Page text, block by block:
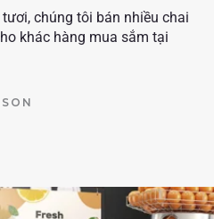
chúng tôi bán nhiều chai
khác hàng mua sắm tại